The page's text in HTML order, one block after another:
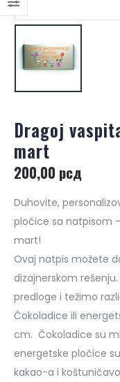
Dragoj
mart
200,00 рсд
Duhovite,
pločice sa natpisom
mart!
Ovaj natpis možete
dizajnerskom
predloge i težimo
Čokoladice ili
cm. Čokoladice su
energetske pločice
kakao-a i